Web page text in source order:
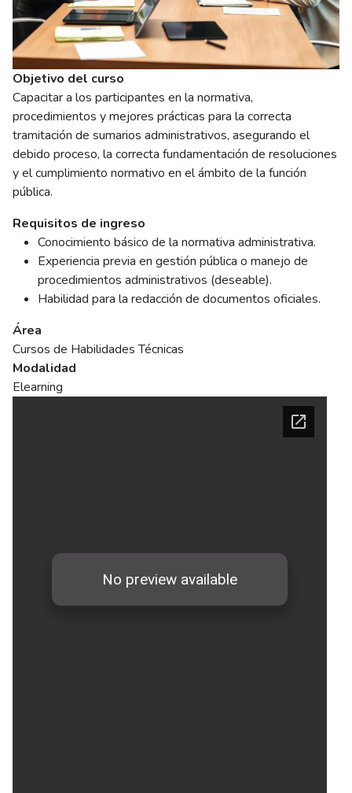
Objetivo del curso
Capacitar a los participantes en la normativa,
procedimientos y mejores prácticas para la correcta
tramitación de sumarios administrativos, asegurando el
debido proceso, la correcta fundamentación de resoluciones
y el cumplimiento normativo en el ámbito de la función
pública.
Requisitos de ingreso
Conocimiento básico de la normativa administrativa.
Experiencia previa en gestión pública o manejo de
procedimientos administrativos (deseable).
Habilidad para la redacción de documentos oficiales.
Área
Cursos de Habilidades Técnicas
Modalidad
Elearning